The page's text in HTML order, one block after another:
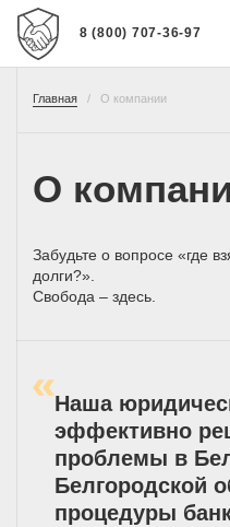
8 (800) 707-36-97
Главная О компании
О
Забудьте о вопросе «где
долги?».
Свобода – здесь.
Наша
эффективно
проблемы в
Белгородской
процедуры